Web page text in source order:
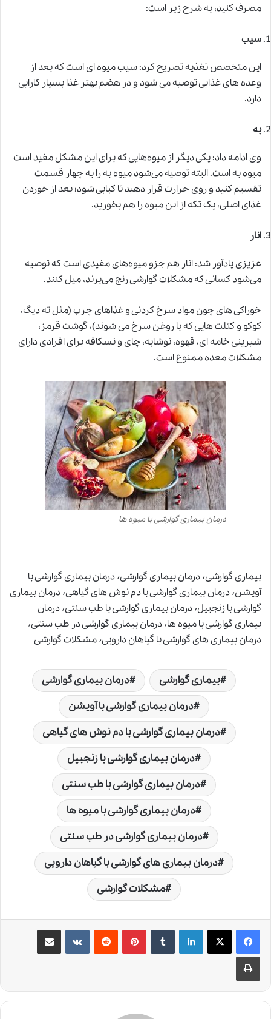
مصرف کنید، به شرح زیر است:
سیب
این متخصص تغذیه تصریح کرد: سیب میوه ای است که بعد از
وعده های غذایی توصیه می شود و در هضم بهتر غذا بسیار کارایی
دارد.
به
وی ادامه داد: یکی دیگر از میوه‌هایی که برای این مشکل مفید است
میوه به است. البته توصیه می‌شود میوه به را به چهار قسمت
تقسیم کنید و روی حرارت قرار دهید تا کبابی شود؛ بعد از خوردن
غذای اصلی، یک تکه از این میوه را هم بخورید.
انار
عزیزی یادآور شد: انار هم جزو میوه‌های مفیدی است که توصیه
می‌شود کسانی که مشکلات گوارشی رنج می‌برند، میل کنند.
خوراکی های چون مواد سرخ کردنی و غذاهای چرب (مثل ته دیگ،
کوکو و کتلت هایی که با روغن سرخ می شوند)، گوشت قرمز،
شیرینی خامه ای، قهوه، نوشابه، چای و نسکافه برای افرادی دارای
مشکلات معده ممنوع است.
درمان بیماری گوارشی با میوه ها
بیماری گوارشی٬ درمان بیماری گوارشی٬ درمان بیماری گوارشی با
آویشن٬ درمان بیماری گوارشی با دم نوش های گیاهی٬ درمان بیماری
گوارشی با زنجبیل٬ درمان بیماری گوارشی با طب سنتی٬ درمان
بیماری گوارشی با میوه ها٬ درمان بیماری گوارشی در طب سنتی٬
درمان بیماری های گوارشی با گیاهان دارویی٬ مشکلات گوارشی
بیماری گوارشی
درمان بیماری گوارشی
درمان بیماری گوارشی با آویشن
درمان بیماری گوارشی با دم نوش های گیاهی
درمان بیماری گوارشی با زنجبیل
درمان بیماری گوارشی با طب سنتی
درمان بیماری گوارشی با میوه ها
درمان بیماری گوارشی در طب سنتی
درمان بیماری های گوارشی با گیاهان دارویی
مشکلات گوارشی
لینکدین ‫تامبلر ‫پین‌ترست‫رددیت ‫VKontakteاشتراک گذاری از طریق ایمیل
چاپ